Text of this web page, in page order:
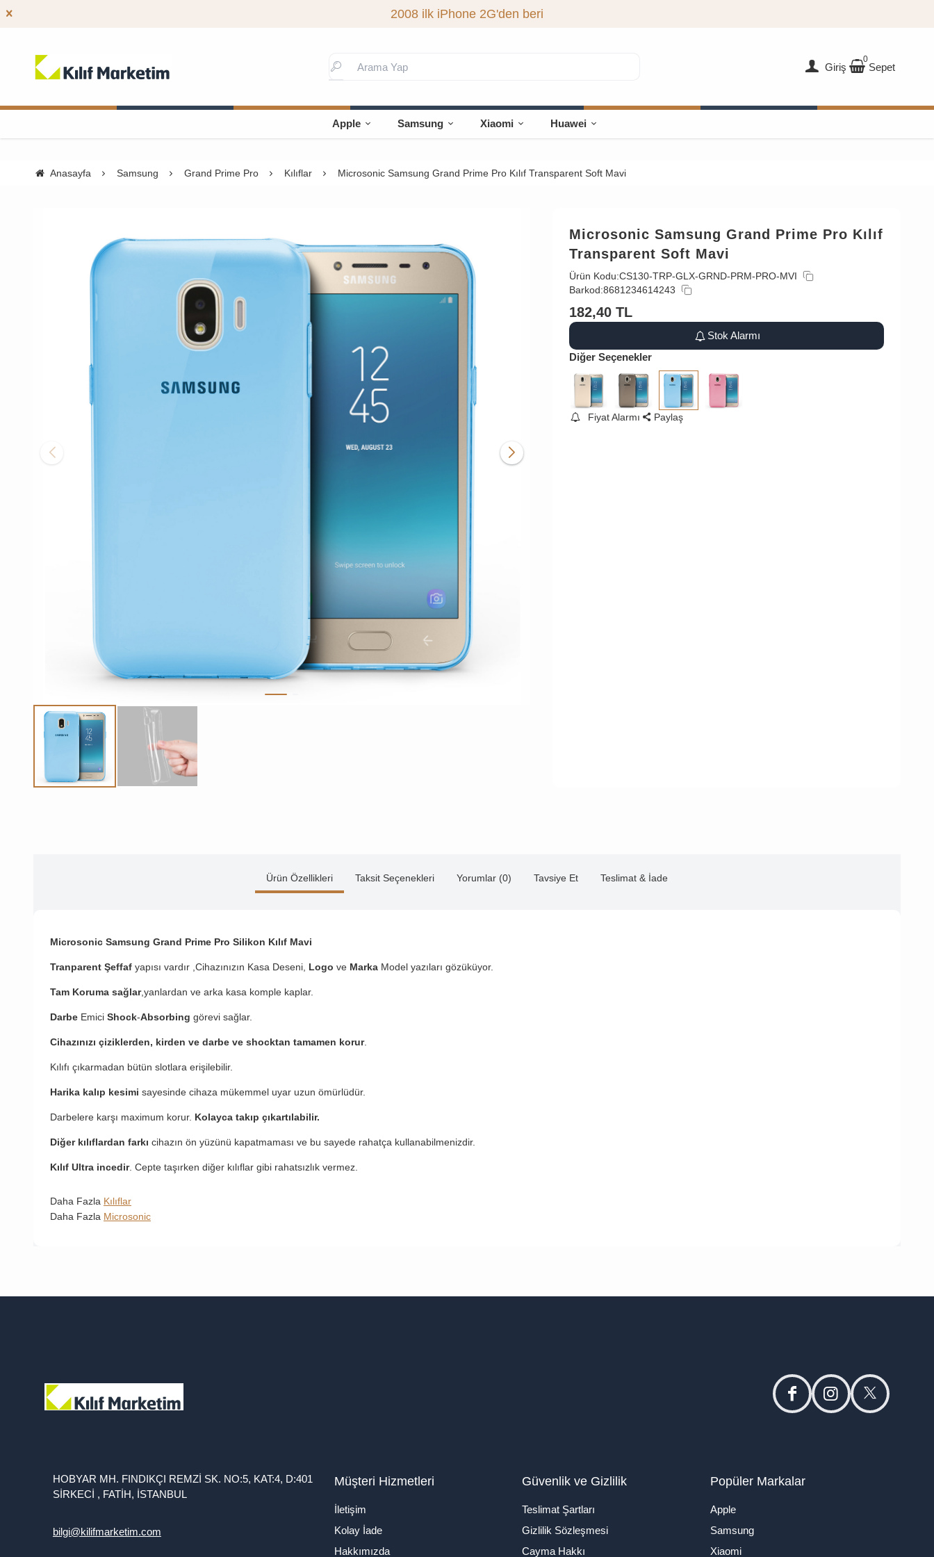
2008 ilk iPhone 2G'den beri
Giriş
0
Sepet
Apple Samsung Xiaomi Huawei
Anasayfa Samsung Grand Prime Pro Kılıflar Microsonic Samsung Grand Prime Pro Kılıf Transparent Soft Mavi
Microsonic Samsung Grand Prime Pro Kılıf
Transparent Soft Mavi
Ürün Kodu:CS130-TRP-GLX-GRND-PRM-PRO-MVI
Barkod:8681234614243
182,40 TL
Stok Alarmı
Diğer Seçenekler
Fiyat Alarmı Paylaş
Ürün Özellikleri Taksit Seçenekleri Yorumlar (0) Tavsiye Et Teslimat & İade
Microsonic Samsung Grand Prime Pro Silikon Kılıf Mavi
Tranparent Şeffaf yapısı vardır ,Cihazınızın Kasa Deseni, Logo ve Marka Model yazıları gözüküyor.
Tam Koruma sağlar,yanlardan ve arka kasa komple kaplar.
Darbe Emici Shock-Absorbing görevi sağlar.
Cihazınızı çiziklerden, kirden ve darbe ve shocktan tamamen korur.
Kılıfı çıkarmadan bütün slotlara erişilebilir.
Harika kalıp kesimi sayesinde cihaza mükemmel uyar uzun ömürlüdür.
Darbelere karşı maximum korur. Kolayca takıp çıkartılabilir.
Diğer kılıflardan farkı cihazın ön yüzünü kapatmaması ve bu sayede rahatça kullanabilmenizdir.
Kılıf Ultra incedir. Cepte taşırken diğer kılıflar gibi rahatsızlık vermez.
Daha Fazla Kılıflar
Daha Fazla Microsonic
facebookinstagramtwitter
HOBYAR MH. FINDIKÇI REMZİ SK. NO:5, KAT:4, D:401
SİRKECİ , FATİH, İSTANBUL
bilgi@kilifmarketim.com
Müşteri Hizmetleri
İletişim
Kolay İade
Hakkımızda
Güvenlik ve Gizlilik
Teslimat Şartları
Gizlilik Sözleşmesi
Cayma Hakkı
Popüler Markalar
Apple
Samsung
Xiaomi